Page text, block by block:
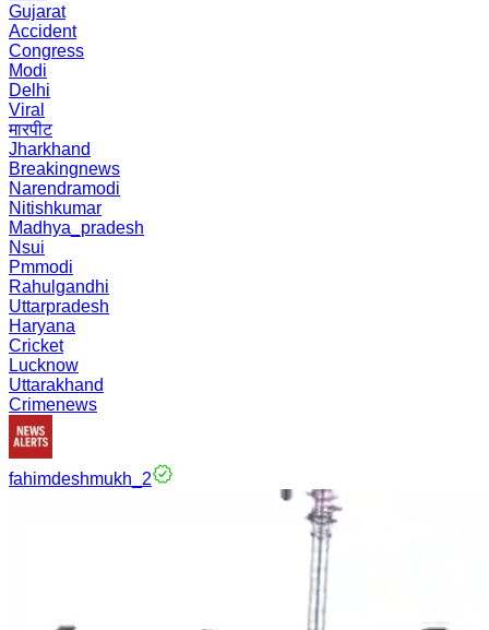
Gujarat
Accident
Congress
Modi
Delhi
Viral
मारपीट
Jharkhand
Breakingnews
Narendramodi
Nitishkumar
Madhya_pradesh
Nsui
Pmmodi
Rahulgandhi
Uttarpradesh
Haryana
Cricket
Lucknow
Uttarakhand
Crimenews
fahimdeshmukh_2